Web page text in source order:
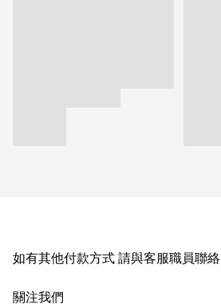
如有其他付款方式 請與客服職員聯絡
關注我們